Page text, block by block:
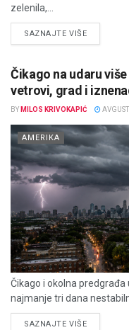
zelenila,...
SAZNAJTE VIŠEDETAILS
Čikago na udaru
vetrovi, grad i
BY MILOS KRIVOKAPIĆ
AMERIKA
Čikago i okolna predgrađa
najmanje tri dana
SAZNAJTE VIŠEDETAILS